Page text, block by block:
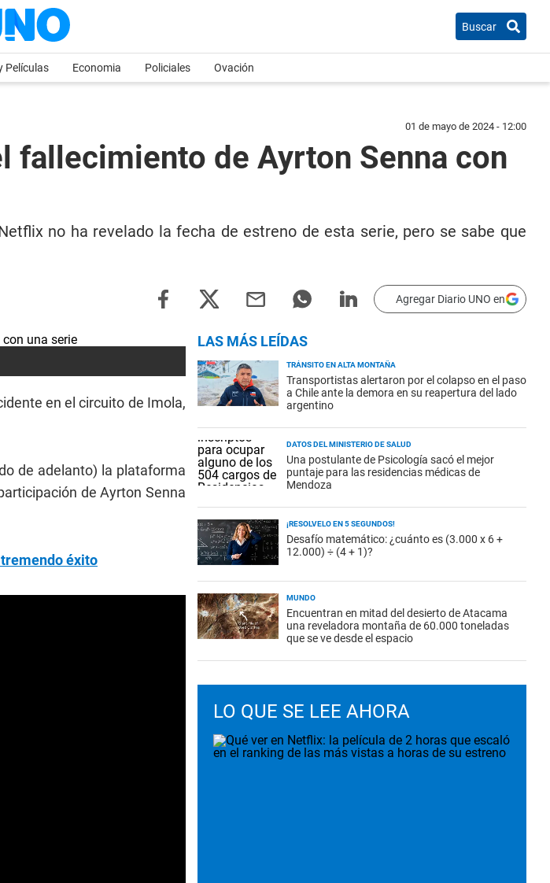
Buscar
Películas Economia Policiales Ovación
01 de mayo de 2024 - 12:00
fallecimiento de Ayrton Senna con
no ha revelado la fecha de estreno de esta serie, pero se sabe que
Agregar Diario UNO en
en el circuito de Imola,
de adelanto) la plataforma
de Ayrton Senna
éxito
LAS MÁS LEÍDAS
TRÁNSITO EN ALTA MONTAÑA
Transportistas alertaron por el colapso en el paso
a Chile ante la demora en su reapertura del lado
argentino
DATOS DEL MINISTERIO DE SALUD
Una postulante de Psicología sacó el mejor
puntaje para las residencias médicas de
Mendoza
¡RESOLVELO EN 5 SEGUNDOS!
Desafío matemático: ¿cuánto es (3.000 x 6 +
12.000) ÷ (4 + 1)?
MUNDO
Encuentran en mitad del desierto de Atacama
una reveladora montaña de 60.000 toneladas
que se ve desde el espacio
LO QUE SE LEE AHORA